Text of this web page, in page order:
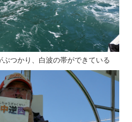
つかり、白波の帯ができている